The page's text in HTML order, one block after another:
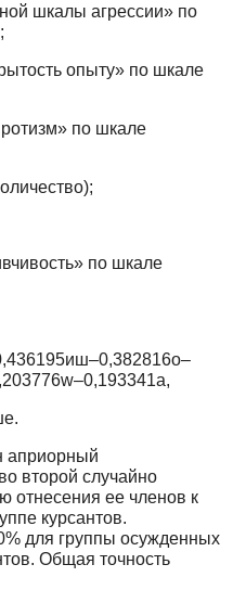
шкалы агрессии» по
опыту» по шкале
по шкале
по шкале
априорный
второй случайно
отнесения ее членов к
курсантов.
для группы осужденных
Общая точность